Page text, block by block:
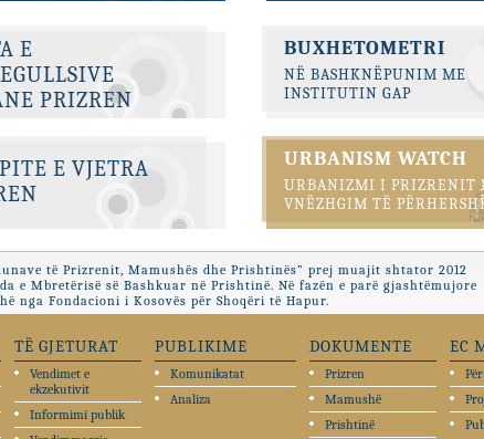
E
PRIZREN
E VJETRA
BUXHETOMETRI
NË BASHKNËPUNIM ME
INSTITUTIN GAP
URBANISM WATCH
URBANIZMI I PRIZRENIT
VNËZHGIM TË
të Prizrenit, Mamushës dhe Prishtinës” prej muajit shtator 2012
e Mbretërisë së Bashkuar në Prishtinë. Në fazën e parë gjashtëmujore
nga Fondacioni i Kosovës për Shoqëri të Hapur.
TË GJETURAT
Vendimet e
ekzekutivit
Informimi publik
PUBLIKIME
Komunikatat
Analiza
DOKUMENTE
Prizren
Mamushë
Prishtinë
EC